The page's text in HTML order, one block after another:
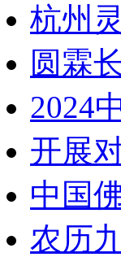
杭州
圆霖
2024
开展
中国
农历